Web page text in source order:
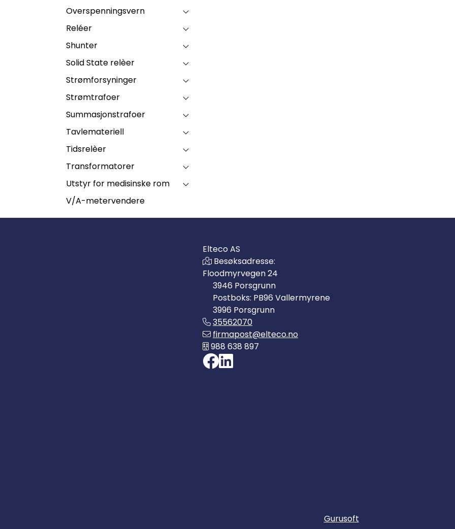
Overspenningsvern
Reléer
Shunter
Solid State relèer
Strømforsyninger
Strømtrafoer
Summasjonstrafoer
Tavlemateriell
Tidsrelèer
Transformatorer
Utstyr for medisinske rom
V/A-metervendere
Elteco AS
Besøksadresse:
Floodmyrvegen 24
3946 Porsgrunn
Postboks: PB96 Vallermyrene
3996 Porsgrunn
35562070
firmapost@elteco.no
988 638 897
Gurusoft